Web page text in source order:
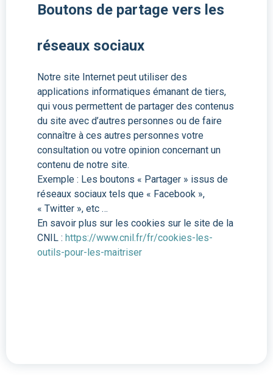
Boutons de partage vers les
réseaux sociaux
Notre site Internet peut utiliser des
applications informatiques émanant de tiers,
qui vous permettent de partager des contenus
du site avec d’autres personnes ou de faire
connaître à ces autres personnes votre
consultation ou votre opinion concernant un
contenu de notre site.
Exemple : Les boutons « Partager » issus de
réseaux sociaux tels que « Facebook »,
« Twitter », etc …
En savoir plus sur les cookies sur le site de la
CNIL :https://www.cnil.fr/fr/cookies-les-
outils-pour-les-maitriser